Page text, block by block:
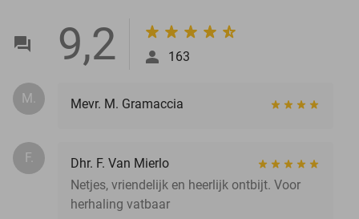
9,2 163
M. Mevr. M. Gramaccia
F.
Dhr. F. Van Mierlo
Netjes, vriendelijk en heerlijk ontbijt. Voor
herhaling vatbaar